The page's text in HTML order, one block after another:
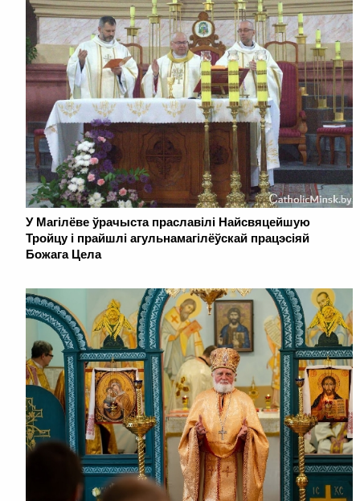
У Магілёве ўрачыста праславілі Найсвяцейшую
Тройцу і прайшлі агульнамагілёўскай працэсіяй
Божага Цела